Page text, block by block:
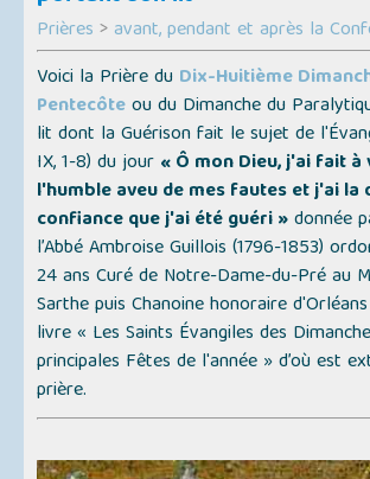
Prières > avant, pendant et après la
Voici la Prière du Dix-Huitième
Pentecôteou du Dimanche du
lit dont la Guérison fait le sujet de
IX, 1-8) du jour « Ô mon Dieu, j'ai fait
l'humble aveu de mes fautes et j'ai la
confiance que j'ai été guéri »donnée
l’Abbé Ambroise Guillois (1796-1853)
24 ans Curé de Notre-Dame-du-Pré au
Sarthe puis Chanoine honoraire
livre« Les Saints Évangiles des
principales Fêtes de l'année »d’où est
prière.